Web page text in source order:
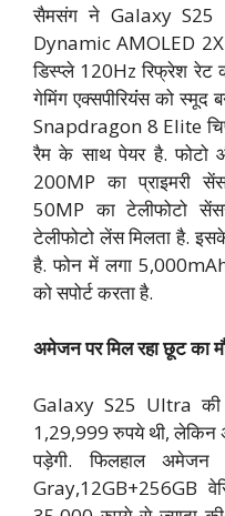
सैमसंग ने Galaxy
Dynamic AMOLED 2X
डिस्प्ले 120Hz रिफ्रेश रेट
गेमिंग एक्सपीरियंंस को स्मूद
Snapdragon 8 Elite
रैम के साथ पेयर है. फोटो
200MP का प्राइमरी
50MP का टेलीफोटो
टेलीफोटो लेंस मिलता है.
है. फोन में लगा
को सपोर्ट करता है.
अमेजन पर मिल रहा छूट का
Galaxy S25 Ultra
1,29,999 रुपये थी, लेकिन
पड़ेगी. फिलहाल
Gray,12GB+256GB